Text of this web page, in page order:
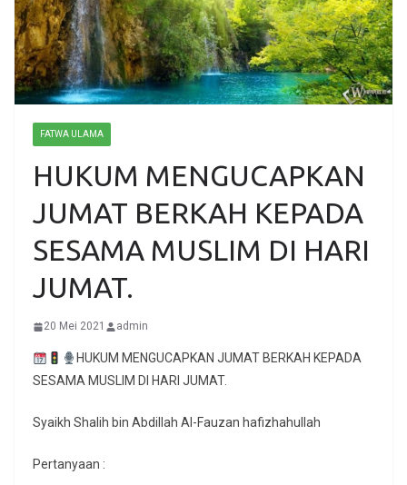
FATWA ULAMA
HUKUM MENGUCAPKAN
JUMAT BERKAH KEPADA
SESAMA MUSLIM DI HARI
JUMAT.
20 Mei 2021 admin
HUKUM MENGUCAPKAN JUMAT BERKAH KEPADA
SESAMA MUSLIM DI HARI JUMAT.
Syaikh Shalih bin Abdillah Al-Fauzan hafizhahullah
Pertanyaan :